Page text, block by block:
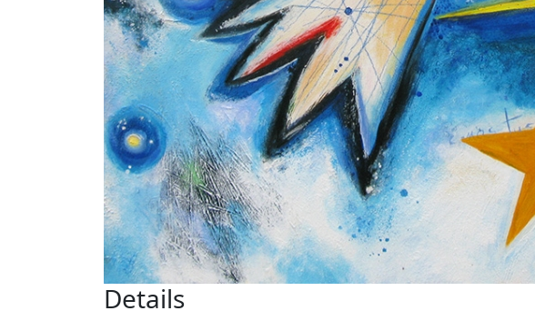
Details